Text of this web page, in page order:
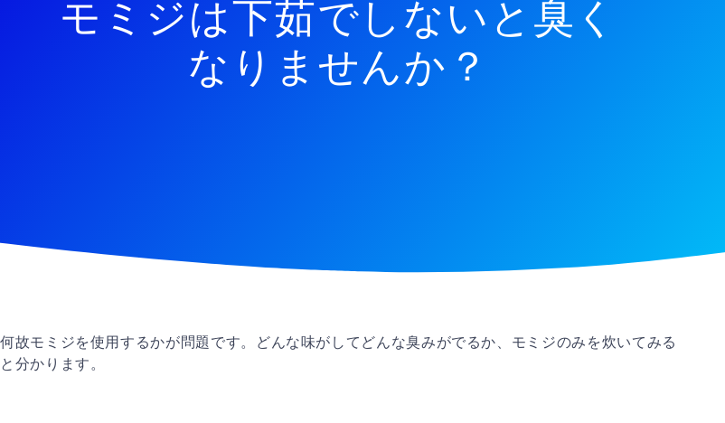
モミジは下茹でしないと臭く
なりませんか？
何故モミジを使用するかが問題です。どんな味がしてどんな臭みがでるか、モミジのみを炊いてみる
と分かります。